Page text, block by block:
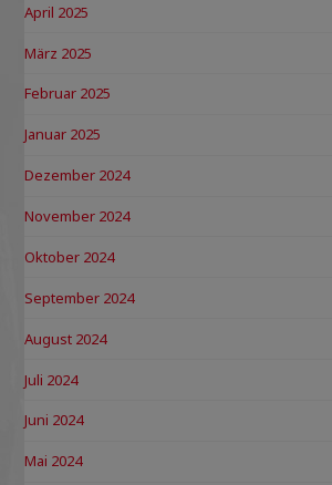
April 2025
März 2025
Februar 2025
Januar 2025
Dezember 2024
November 2024
Oktober 2024
September 2024
August 2024
Juli 2024
Juni 2024
Mai 2024